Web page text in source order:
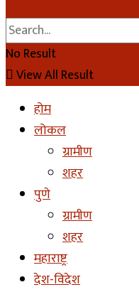
No Result
View All Result
होम
लोकल
ग्रामीण
शहर
पुणे
ग्रामीण
शहर
महाराष्ट्र
देश-विदेश